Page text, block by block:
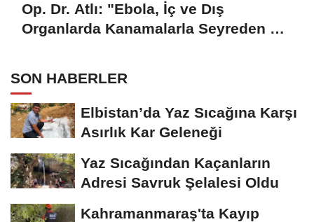
Op. Dr. Atlı: "Ebola, İç ve Dış
Organlarda Kanamalarla Seyreden Bir
SON HABERLER
Elbistan’da Yaz Sıcağına Karşı
Asırlık Kar Geleneği
Yaz Sıcağından Kaçanların
Adresi Savruk Şelalesi Oldu
Kahramanmaraş'ta Kayıp